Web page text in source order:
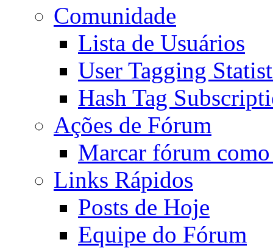
Comunidade
Lista de Usuários
User Tagging
Hash Tag
Ações de Fórum
Marcar fórum
Links Rápidos
Posts de Hoje
Equipe do Fórum